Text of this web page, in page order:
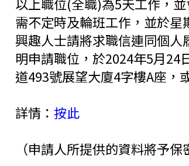
需不定時及輪班工作，並於
興趣人士請將求職信連同個
明申請職位，於2024年5月24
道493號展望大廈4字樓A座
詳情： 按此
（申請人所提供的資料將予